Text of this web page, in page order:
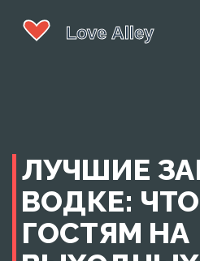
ЛУЧШИЕ
ВОДКЕ:
ГОСТЯМ НА